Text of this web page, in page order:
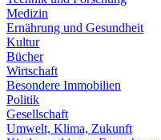
Medizin
Ernährung und Gesundheit
Kultur
Bücher
Wirtschaft
Besondere Immobilien
Politik
Gesellschaft
Umwelt, Klima, Zukunft